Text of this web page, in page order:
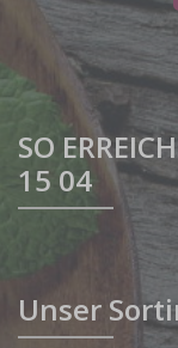
SO
15 04
Unser